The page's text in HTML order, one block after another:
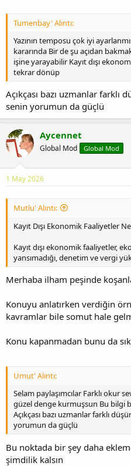
Tumenbay' Alıntı:
Yazının temposu çok iyi
kararında Bir de şu açıdan
işine yarayabilir Kayıt dışı
tekrar dönüp
Açıkçası bazı uzmanlar farklı
senin yorumun da güçlü
Aycennet
Global Mod Global Mod
1 May 2026
Mutlu' Alıntı:
Kayıt Dışı Ekonomik Faaliyetler
Kayıt dışı ekonomik faaliyetler,
yansımadığı, denetim ve vergi
Merhaba ilham peşinde
Konuyu anlatırken verdiğin
kavramlar bile somut hale
Konu kapanmadan bunu da
Umut' Alıntı:
Selam paylaşımcılar Farklı okur
güzel denge kurmuşsun Bu bilgi
Açıkçası bazı uzmanlar farklı
yorumun da güçlü
Bu noktada bir şey daha
şimdilik kalsın